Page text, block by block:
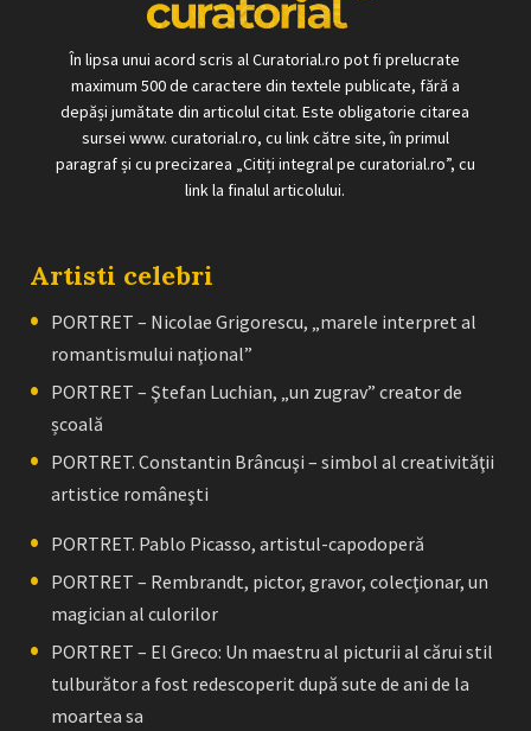
În lipsa unui acord scris al Curatorial.ro pot fi prelucrate
maximum 500 de caractere din textele publicate, fără a
depăși jumătate din articolul citat. Este obligatorie citarea
sursei www. curatorial.ro, cu link către site, în primul
paragraf și cu precizarea „Citiți integral pe curatorial.ro”, cu
link la finalul articolului.
Artisti celebri
PORTRET – Nicolae Grigorescu, „marele interpret al
romantismului naţional”
PORTRET – Ştefan Luchian, „un zugrav” creator de
școală
PORTRET. Constantin Brâncuşi – simbol al creativităţii
artistice româneşti
PORTRET. Pablo Picasso, artistul-capodoperă
PORTRET – Rembrandt, pictor, gravor, colecţionar, un
magician al culorilor
PORTRET – El Greco: Un maestru al picturii al cărui stil
tulburător a fost redescoperit după sute de ani de la
moartea sa